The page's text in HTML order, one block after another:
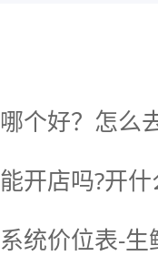
个好？怎么
开店吗?开